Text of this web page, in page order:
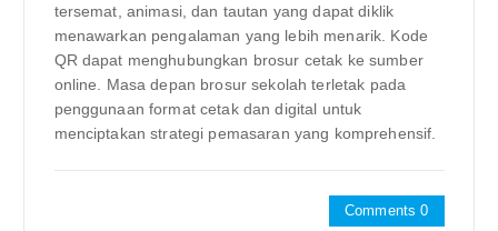
tersemat, animasi, dan tautan yang dapat diklik
menawarkan pengalaman yang lebih menarik. Kode
QR dapat menghubungkan brosur cetak ke sumber
online. Masa depan brosur sekolah terletak pada
penggunaan format cetak dan digital untuk
menciptakan strategi pemasaran yang komprehensif.
Comments 0